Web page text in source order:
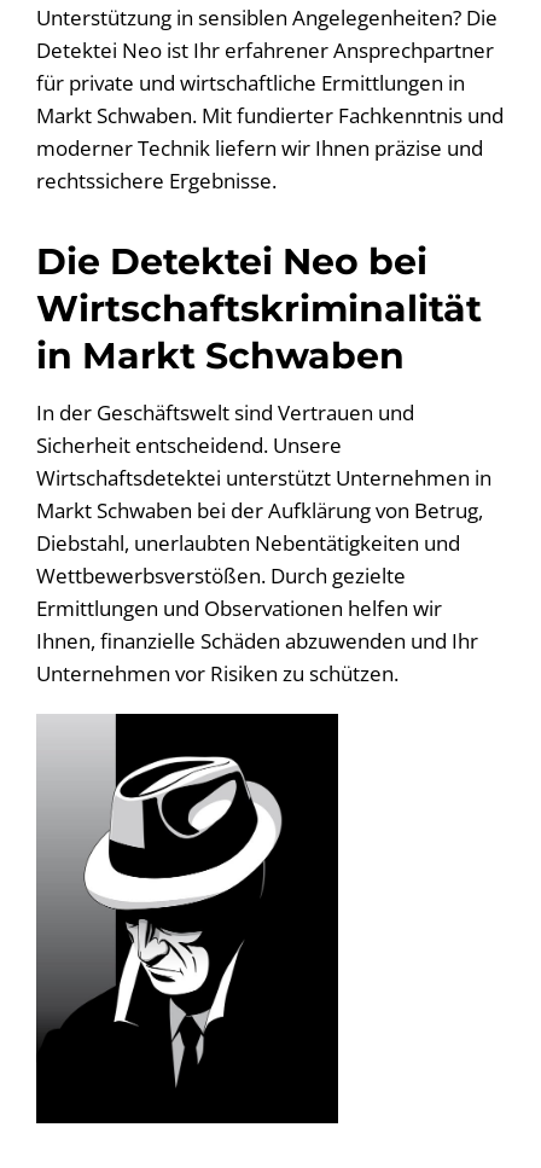
Unterstützung in sensiblen Angelegenheiten? Die
Detektei Neo ist Ihr erfahrener Ansprechpartner
für private und wirtschaftliche Ermittlungen in
Markt Schwaben. Mit fundierter Fachkenntnis und
moderner Technik liefern wir Ihnen präzise und
rechtssichere Ergebnisse.
Die Detektei Neo bei
Wirtschaftskriminalität
in Markt Schwaben
In der Geschäftswelt sind Vertrauen und
Sicherheit entscheidend. Unsere
Wirtschaftsdetektei unterstützt Unternehmen in
Markt Schwaben bei der Aufklärung von Betrug,
Diebstahl, unerlaubten Nebentätigkeiten und
Wettbewerbsverstößen. Durch gezielte
Ermittlungen und Observationen helfen wir
Ihnen, finanzielle Schäden abzuwenden und Ihr
Unternehmen vor Risiken zu schützen.